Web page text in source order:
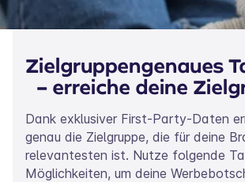
Zielgruppengenaues
– erreiche deine
Dank exklusiver First-Party-Daten
genau die Zielgruppe, die für deine
relevantesten ist. Nutze folgende
Möglichkeiten, um deine